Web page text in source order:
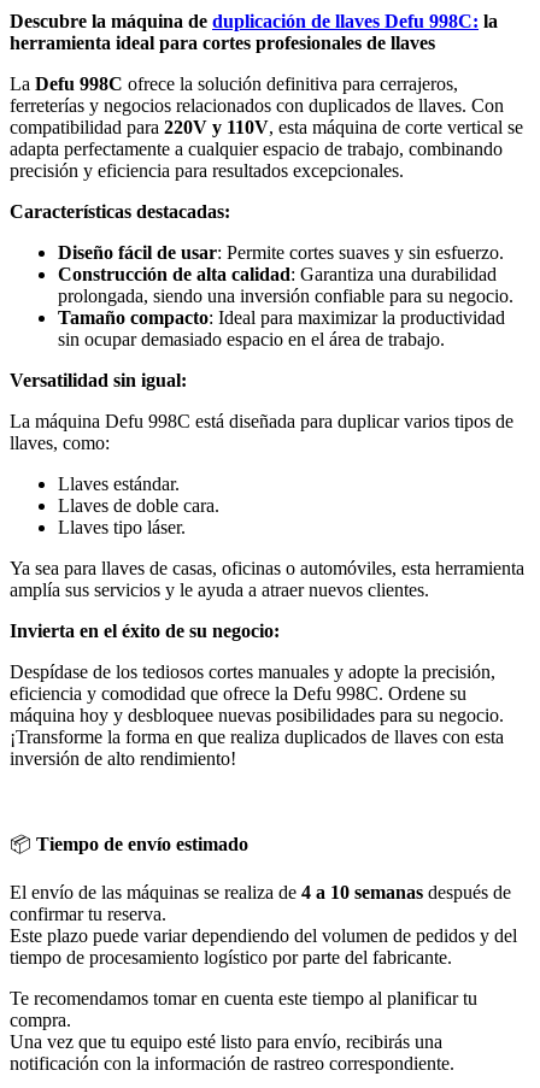
de
Cortadores
Cortador
de
llave
Defu
998C,
de
bloqueo
eléctrico
para
quantity
Descubre la máquina de duplicación de llaves Defu 998C: la
herramienta ideal para cortes profesionales de llaves
La Defu 998C ofrece la solución definitiva para cerrajeros,
ferreterías y negocios relacionados con duplicados de llaves. Con
compatibilidad para 220V y 110V, esta máquina de corte vertical se
adapta perfectamente a cualquier espacio de trabajo, combinando
precisión y eficiencia para resultados excepcionales.
Características destacadas:
Diseño fácil de usar: Permite cortes suaves y sin esfuerzo.
Construcción de alta calidad: Garantiza una durabilidad
prolongada, siendo una inversión confiable para su negocio.
Tamaño compacto: Ideal para maximizar la productividad
sin ocupar demasiado espacio en el área de trabajo.
Versatilidad sin igual:
La máquina Defu 998C está diseñada para duplicar varios tipos de
llaves, como:
Llaves estándar.
Llaves de doble cara.
Llaves tipo láser.
Ya sea para llaves de casas, oficinas o automóviles, esta herramienta
amplía sus servicios y le ayuda a atraer nuevos clientes.
Invierta en el éxito de su negocio:
Despídase de los tediosos cortes manuales y adopte la precisión,
eficiencia y comodidad que ofrece la Defu 998C. Ordene su
máquina hoy y desbloquee nuevas posibilidades para su negocio.
¡Transforme la forma en que realiza duplicados de llaves con esta
inversión de alto rendimiento!
📦 Tiempo de envío estimado
El envío de las máquinas se realiza de 4 a 10 semanas después de
confirmar tu reserva.
Este plazo puede variar dependiendo del volumen de pedidos y del
tiempo de procesamiento logístico por parte del fabricante.
Te recomendamos tomar en cuenta este tiempo al planificar tu
compra.
Una vez que tu equipo esté listo para envío, recibirás una
notificación con la información de rastreo correspondiente.